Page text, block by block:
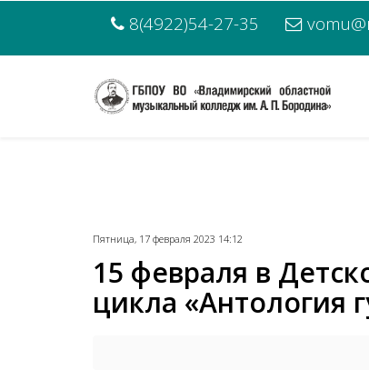
8(4922)54-27-35
Пятница, 17 февраля 2023 14:12
15 февраля в
цикла «Антология